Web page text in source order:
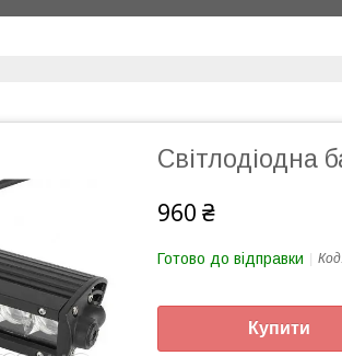
Світлодіодна
960 ₴
Готово до відправки
Купити